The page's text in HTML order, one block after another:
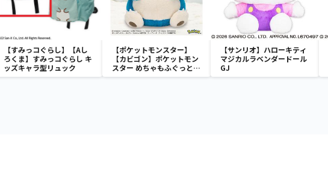
【すみっコぐらし】【Aし
ろくま】すみっコぐらし キ
ッズキャラ型リュック
【ポケットモンスター】
【カビゴン】ポケットモン
スター めちゃもふぐっと
ほっこりいやされぬいぐる
【サンリオ】ハローキティ
マジカルラベンダードール
GJ